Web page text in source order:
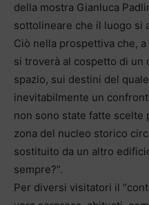
della mostra Gianluca
sottolineare che il luogo si
Ciò nella prospettiva che,
si troverà al cospetto di un
spazio, sui destini del
inevitabilmente un
non sono state fatte
zona del nucleo storico
sostituito da un altro
sempre?”.
Per diversi visitatori il